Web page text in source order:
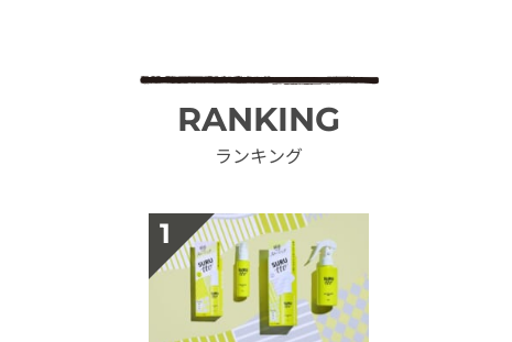
RANKING
ランキング